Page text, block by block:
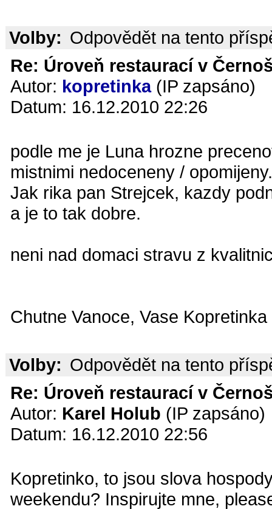
Volby: Odpovědět na tento
Re: Úroveň restaurací v
Autor: kopretinka(IP zapsáno)
Datum: 16.12.2010 22:26
podle me je Luna hrozne
mistnimi nedoceneny /
Jak rika pan Strejcek, kazdy
a je to tak dobre.
neni nad domaci stravu z
Chutne Vanoce, Vase Kopretinka
Volby: Odpovědět na tento
Re: Úroveň restaurací v
Autor: Karel Holub (IP zapsáno)
Datum: 16.12.2010 22:56
Kopretinko, to jsou slova
weekendu? Inspirujte mne,